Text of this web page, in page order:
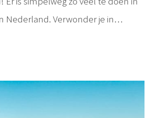
Nederland. Verwonder je in…